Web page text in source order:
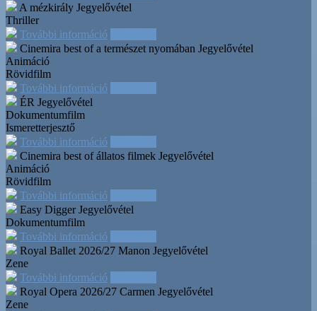
A mézkirály Jegyelővétel
Thriller
További információ
Cinemira best of a természet nyomában Jegyelővétel
Animáció
Rövidfilm
További információ
ÉR Jegyelővétel
Dokumentumfilm
Ismeretterjesztő
További információ
Cinemira best of állatos filmek Jegyelővétel
Animáció
Rövidfilm
További információ
Easy Digger Jegyelővétel
Dokumentumfilm
További információ
Royal Ballet 2026/27 Manon Jegyelővétel
Zene
További információ
Royal Opera 2026/27 Carmen Jegyelővétel
Zene